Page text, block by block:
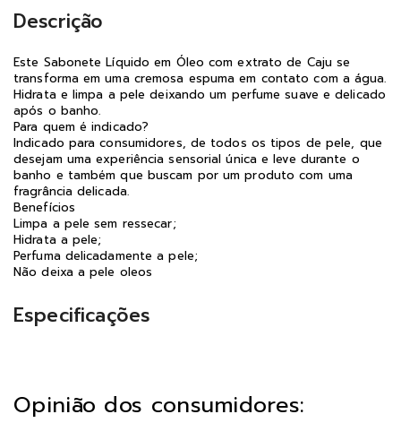
Descrição
Este Sabonete Líquido em Óleo com extrato de Caju se
transforma em uma cremosa espuma em contato com a água.
Hidrata e limpa a pele deixando um perfume suave e delicado
após o banho.
Para quem é indicado?
Indicado para consumidores, de todos os tipos de pele, que
desejam uma experiência sensorial única e leve durante o
banho e também que buscam por um produto com uma
fragrância delicada.
Benefícios
Limpa a pele sem ressecar;
Hidrata a pele;
Perfuma delicadamente a pele;
Não deixa a pele oleos
Especificações
Opinião dos consumidores: